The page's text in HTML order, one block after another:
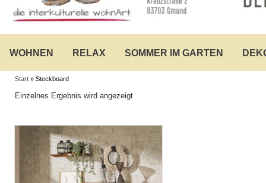
WOHNEN RELAX SOMMER IM GARTEN
Start » Steckboard
Einzelnes Ergebnis wird angezeigt